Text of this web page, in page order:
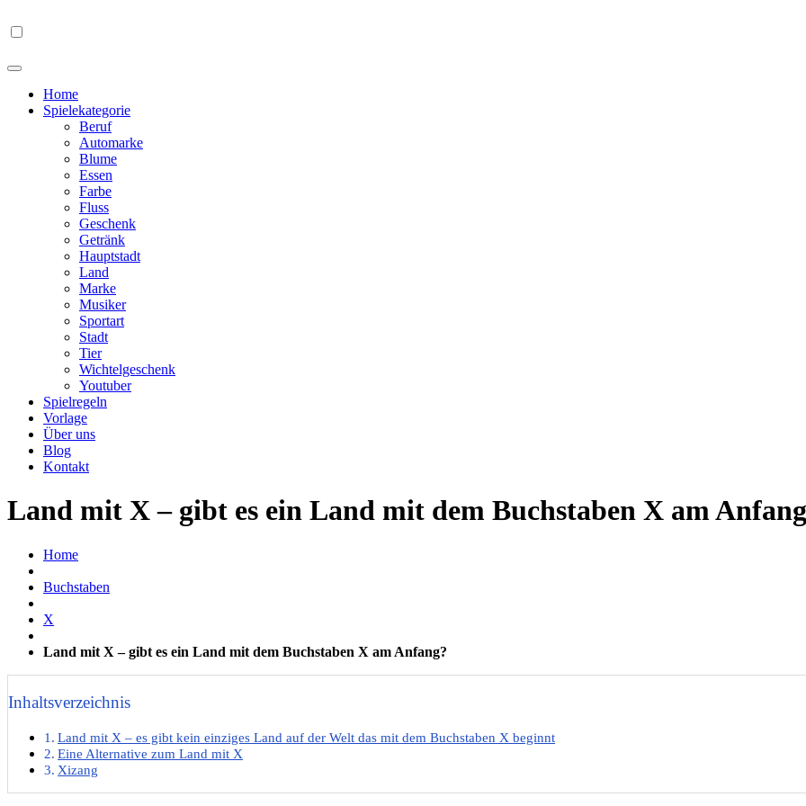
Home
Spielekategorie
Beruf
Automarke
Blume
Essen
Farbe
Fluss
Geschenk
Getränk
Hauptstadt
Land
Marke
Musiker
Sportart
Stadt
Tier
Wichtelgeschenk
Youtuber
Spielregeln
Vorlage
Über uns
Blog
Kontakt
Land mit X – gibt es ein Land mit dem Buchstaben X am
Home
Buchstaben
X
Land mit X – gibt es ein Land mit dem Buchstaben X am Anfang?
Inhaltsverzeichnis
Land mit X – es gibt kein einziges Land auf der Welt das mit dem Buchstaben X beginnt
Eine Alternative zum Land mit X
Xizang